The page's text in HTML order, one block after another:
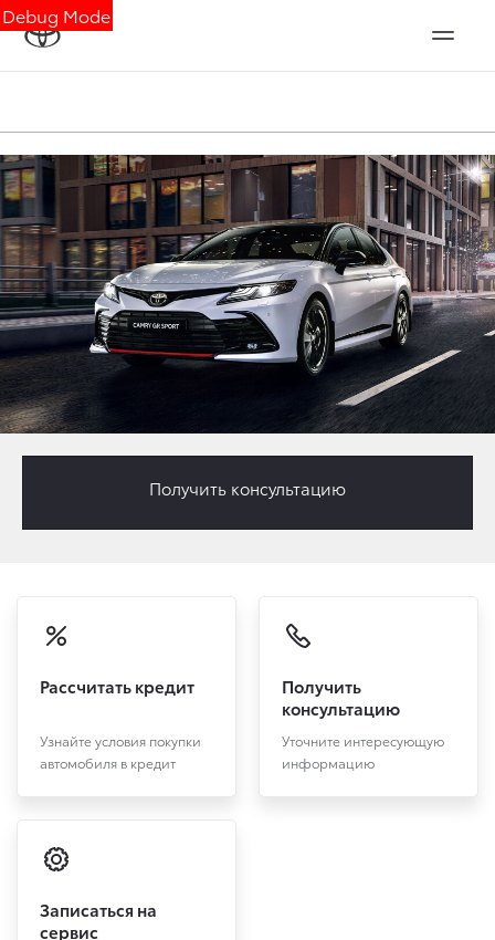
Debug Mode
Рассчитать кредит
Узнайте условия покупки
автомобиля в кредит
Получить
консультацию
Уточните интересующую
информацию
Записаться на
сервис